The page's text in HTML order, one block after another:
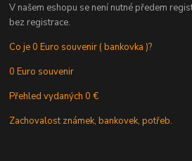
V našem eshopu se není nutné předem
bez registrace.
Co je 0 Euro souvenir ( bankovka )?
0 Euro souvenir
Přehled vydaných 0 €
Zachovalost známek, bankovek, potřeb.